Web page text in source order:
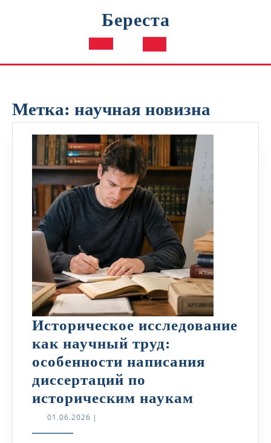
Береста
Кнопка
Метка: научная новизна
Историческое исследование
как научный труд:
особенности написания
диссертаций по
историческим наукам
01.06.2026 01.06.2026
|